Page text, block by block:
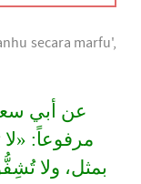
secara marfu',
عن أبي
مرفوعاً: «لا
بمثل، ولا